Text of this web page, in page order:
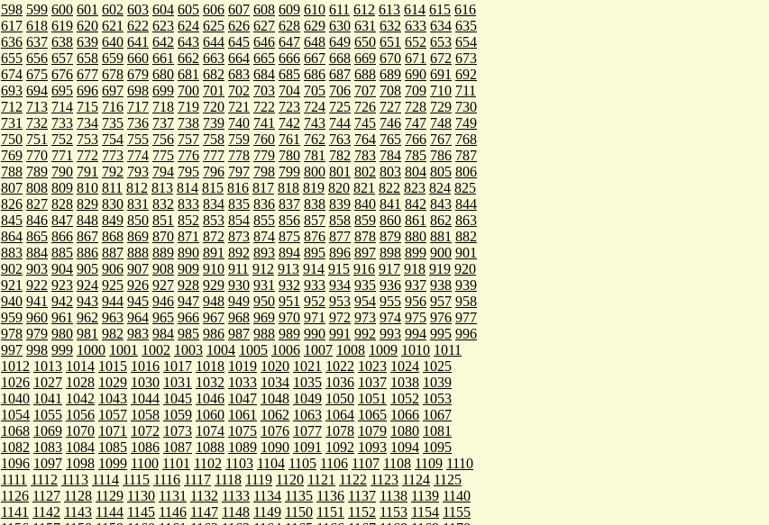
598 599 600 601 602 603 604 605 606 607 608 609 610 611 612 613 614 615 616
617 618 619 620 621 622 623 624 625 626 627 628 629 630 631 632 633 634 635
636 637 638 639 640 641 642 643 644 645 646 647 648 649 650 651 652 653 654
655 656 657 658 659 660 661 662 663 664 665 666 667 668 669 670 671 672 673
674 675 676 677 678 679 680 681 682 683 684 685 686 687 688 689 690 691 692
693 694 695 696 697 698 699 700 701 702 703 704 705 706 707 708 709 710 711
712 713 714 715 716 717 718 719 720 721 722 723 724 725 726 727 728 729 730
731 732 733 734 735 736 737 738 739 740 741 742 743 744 745 746 747 748 749
750 751 752 753 754 755 756 757 758 759 760 761 762 763 764 765 766 767 768
769 770 771 772 773 774 775 776 777 778 779 780 781 782 783 784 785 786 787
788 789 790 791 792 793 794 795 796 797 798 799 800 801 802 803 804 805 806
807 808 809 810 811 812 813 814 815 816 817 818 819 820 821 822 823 824 825
826 827 828 829 830 831 832 833 834 835 836 837 838 839 840 841 842 843 844
845 846 847 848 849 850 851 852 853 854 855 856 857 858 859 860 861 862 863
864 865 866 867 868 869 870 871 872 873 874 875 876 877 878 879 880 881 882
883 884 885 886 887 888 889 890 891 892 893 894 895 896 897 898 899 900 901
902 903 904 905 906 907 908 909 910 911 912 913 914 915 916 917 918 919 920
921 922 923 924 925 926 927 928 929 930 931 932 933 934 935 936 937 938 939
940 941 942 943 944 945 946 947 948 949 950 951 952 953 954 955 956 957 958
959 960 961 962 963 964 965 966 967 968 969 970 971 972 973 974 975 976 977
978 979 980 981 982 983 984 985 986 987 988 989 990 991 992 993 994 995 996
997 998 999 1000 1001 1002 1003 1004 1005 1006 1007 1008 1009 1010 1011
1012 1013 1014 1015 1016 1017 1018 1019 1020 1021 1022 1023 1024 1025
1026 1027 1028 1029 1030 1031 1032 1033 1034 1035 1036 1037 1038 1039
1040 1041 1042 1043 1044 1045 1046 1047 1048 1049 1050 1051 1052 1053
1054 1055 1056 1057 1058 1059 1060 1061 1062 1063 1064 1065 1066 1067
1068 1069 1070 1071 1072 1073 1074 1075 1076 1077 1078 1079 1080 1081
1082 1083 1084 1085 1086 1087 1088 1089 1090 1091 1092 1093 1094 1095
1096 1097 1098 1099 1100 1101 1102 1103 1104 1105 1106 1107 1108 1109 1110
1111 1112 1113 1114 1115 1116 1117 1118 1119 1120 1121 1122 1123 1124 1125
1126 1127 1128 1129 1130 1131 1132 1133 1134 1135 1136 1137 1138 1139 1140
1141 1142 1143 1144 1145 1146 1147 1148 1149 1150 1151 1152 1153 1154 1155